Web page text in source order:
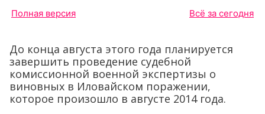
Полная версия Всё за сегодня
До конца августа этого года планируется
завершить проведение судебной
комиссионной военной экспертизы о
виновных в Иловайском поражении,
которое произошло в августе 2014 года.